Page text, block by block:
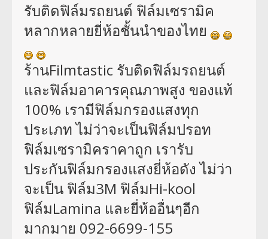
รับติดฟิล์มรถยนต์ ฟิล์มเซรามิค
หลากหลายยี่ห้อชั้นนำของไทย
ร้านFilmtastic รับติดฟิล์มรถยนต์
และฟิล์มอาคารคุณภาพสูง ของแท้
100% เรามีฟิล์มกรองแสงทุก
ประเภท ไม่ว่าจะเป็นฟิล์มปรอท
ฟิล์มเซรามิคราคาถูก เรารับ
ประกันฟิล์มกรองแสงยี่ห้อดัง ไม่ว่า
จะเป็น ฟิล์ม3M ฟิล์มHi-kool
ฟิล์มLamina และยี่ห้ออื่นๆอีก
มากมาย 092-6699-155